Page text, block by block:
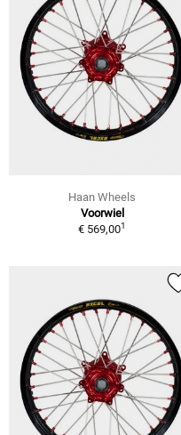
Haan Wheels
Voorwiel
€ 569,001